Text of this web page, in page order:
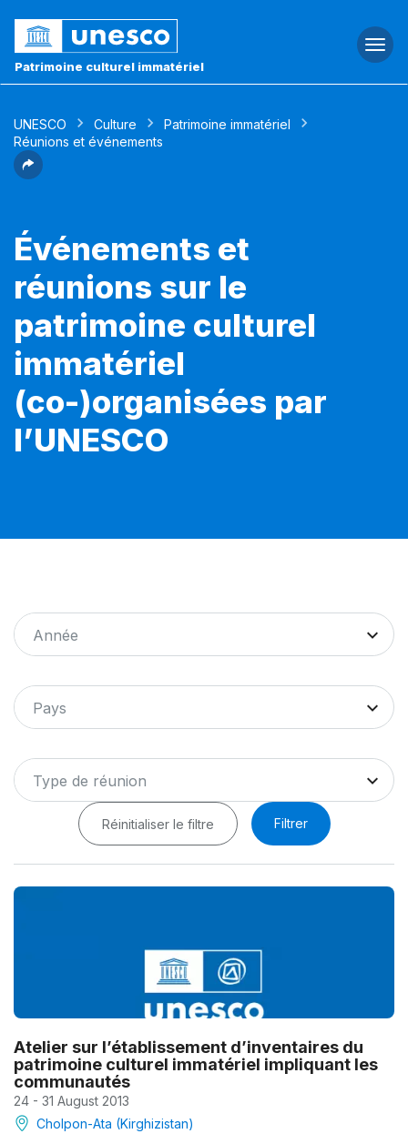
Patrimoine culturel immatériel
UNESCO Culture
Patrimoine immatériel
Réunions et événements
Événements et
réunions sur le
patrimoine culturel
immatériel
(co-)organisées par
l’UNESCO
Année
Pays
Type de réunion
Réinitialiser le filtre Filtrer
Atelier sur l’établissement d’inventaires du
patrimoine culturel immatériel impliquant les
communautés
24 - 31 August 2013
Cholpon-Ata (Kirghizistan)